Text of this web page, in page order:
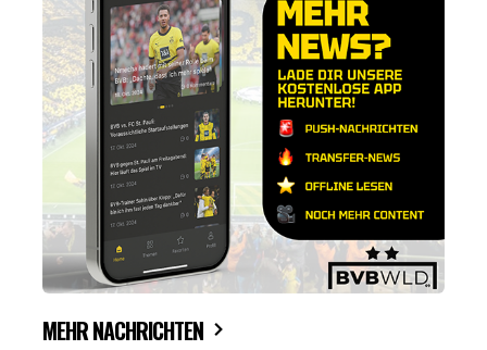
MEHR NACHRICHTEN